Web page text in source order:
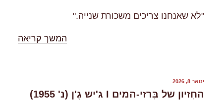
"לא שאנחנו צריכים משכורת שנייה."
המשך קריאה
פורסם
ינואר 8, 2026
החִזיון של בִּרזי-המים I ג'יש גֶ'ן (נ' 1955)